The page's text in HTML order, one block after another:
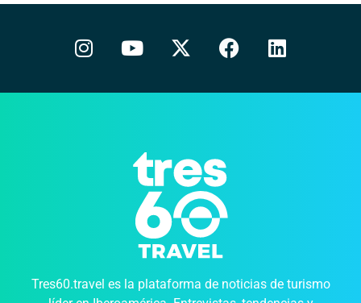
Tres60.travel es la plataforma de noticias de turismo